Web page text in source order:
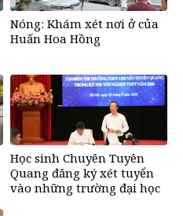
Nóng: Khám xét nơi ở của
Huấn Hoa Hồng
Học sinh Chuyên Tuyên
Quang đăng ký xét tuyển
vào những trường đại học